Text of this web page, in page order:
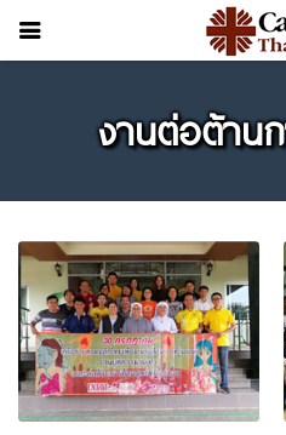
งานต่อต้าน